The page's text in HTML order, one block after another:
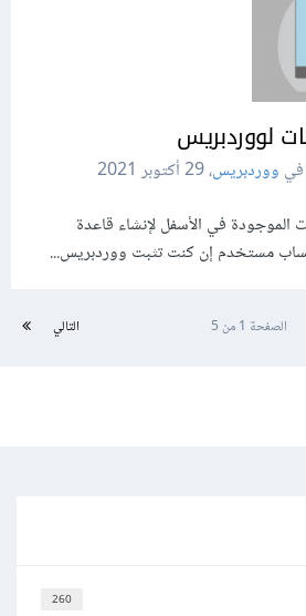
لووردبريس
ووردبريس،29 أكتوبر 2021
الموجودة في الأسفل لإنشاء قاعدة
مستخدم إن كنت تثبت ووردبريس...
التالي الصفحة 1 من 5
260